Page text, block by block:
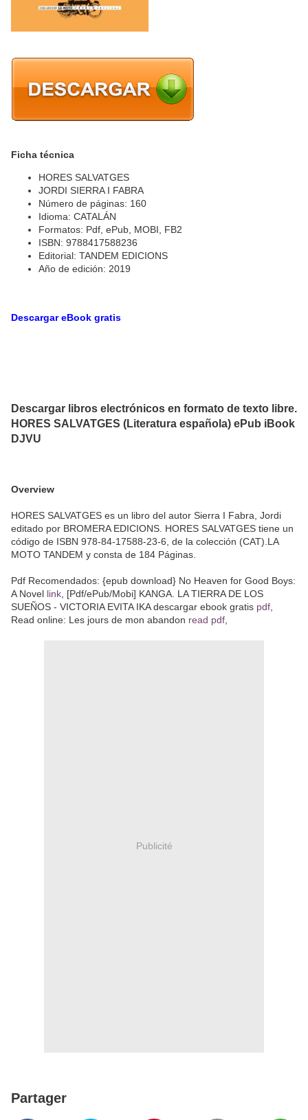
Ficha técnica
HORES SALVATGES
JORDI SIERRA I FABRA
Número de páginas: 160
Idioma: CATALÁN
Formatos: Pdf, ePub, MOBI, FB2
ISBN: 9788417588236
Editorial: TANDEM EDICIONS
Año de edición: 2019
Descargar eBook gratis
Descargar libros electrónicos en formato de texto libre.
HORES SALVATGES (Literatura española) ePub iBook
DJVU
Overview
HORES SALVATGES es un libro del autor Sierra I Fabra, Jordi
editado por BROMERA EDICIONS. HORES SALVATGES tiene un
código de ISBN 978-84-17588-23-6, de la colección (CAT).LA
MOTO TANDEM y consta de 184 Páginas.
Pdf Recomendados: {epub download} No Heaven for Good Boys:
A Novel link , [Pdf/ePub/Mobi] KANGA. LA TIERRA DE LOS
SUEÑOS - VICTORIA EVITA IKA descargar ebook gratis pdf
Read online: Les jours de mon abandon read pdf
Publicité
Partager